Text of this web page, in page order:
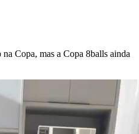
Copa, mas a Copa 8balls ainda